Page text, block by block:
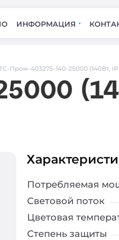
ИНФОРМАЦИЯ
Пром-403275-140-25000 (140Вт,
Потребляемая
Световой поток
Цветовая
Степень защиты